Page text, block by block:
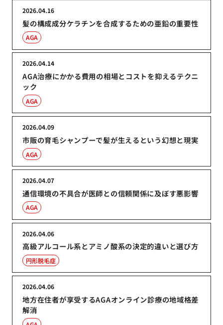
髪の構成成分ケラチンを合成するための亜鉛の重要性
2026.04.16
AGA
AGA治療にかかる費用の相場とコストを抑えるテクニ
ック
2026.04.14
AGA
市販の育毛シャンプーで髪が生えるという幻想と現実
2026.04.09
AGA
通信環境の不具合が医師との信頼関係に及ぼす悪影響
2026.04.07
AGA
高級アルコール系とアミノ酸系の決定的違いと選び方
2026.04.06
円形脱毛症
地方在住者が享受するAGAオンライン診療の地域格差
解消
2026.04.06